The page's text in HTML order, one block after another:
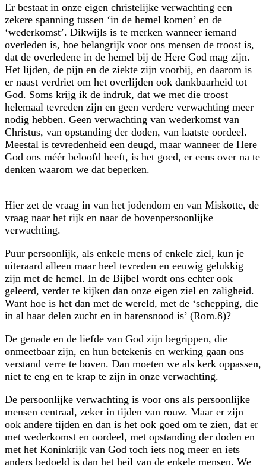
Er bestaat in onze eigen christelijke verwachting een
zekere spanning tussen ‘in de hemel komen’ en de
‘wederkomst’. Dikwijls is te merken wanneer iemand
overleden is, hoe belangrijk voor ons mensen de troost is,
dat de overledene in de hemel bij de Here God mag zijn.
Het lijden, de pijn en de ziekte zijn voorbij, en daarom is
er naast verdriet om het overlijden ook dankbaarheid tot
God. Soms krijg ik de indruk, dat we met die troost
helemaal tevreden zijn en geen verdere verwachting meer
nodig hebben. Geen verwachting van wederkomst van
Christus, van opstanding der doden, van laatste oordeel.
Meestal is tevredenheid een deugd, maar wanneer de Here
God ons méér beloofd heeft, is het goed, er eens over na te
denken waarom we dat beperken.
Hier zet de vraag in van het jodendom en van Miskotte, de
vraag naar het rijk en naar de bovenpersoonlijke
verwachting.
Puur persoonlijk, als enkele mens of enkele ziel, kun je
uiteraard alleen maar heel tevreden en eeuwig gelukkig
zijn met de hemel. In de Bijbel wordt ons echter ook
geleerd, verder te kijken dan onze eigen ziel en zaligheid.
Want hoe is het dan met de wereld, met de ‘schepping, die
in al haar delen zucht en in barensnood is’ (Rom.8)?
De genade en de liefde van God zijn begrippen, die
onmeetbaar zijn, en hun betekenis en werking gaan ons
verstand verre te boven. Dan moeten we als kerk oppassen,
niet te eng en te krap te zijn in onze verwachting.
De persoonlijke verwachting is voor ons als persoonlijke
mensen centraal, zeker in tijden van rouw. Maar er zijn
ook andere tijden en dan is het ook goed om te zien, dat er
met wederkomst en oordeel, met opstanding der doden en
met het Koninkrijk van God toch iets nog meer en iets
anders bedoeld is dan het heil van de enkele mensen. We